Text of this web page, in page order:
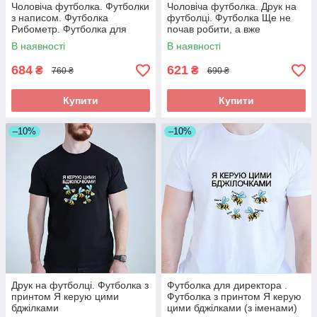
Чоловіча футболка. Футболки
з написом. Футболка
Рибометр. Футболка для
рибака
В наявності
684 ₴ 760 ₴
Купити
Чоловіча футболка. Друк на
футболці. Футболка Ще не
почав робити, а вже
втомився
В наявності
621 ₴ 690 ₴
Купити
–10%
Друк на футболці. Футболка з
принтом Я керую цими
бджілками
–10%
Футболка для директора .
Футболка з принтом Я керую
цими бджілками (з іменами)